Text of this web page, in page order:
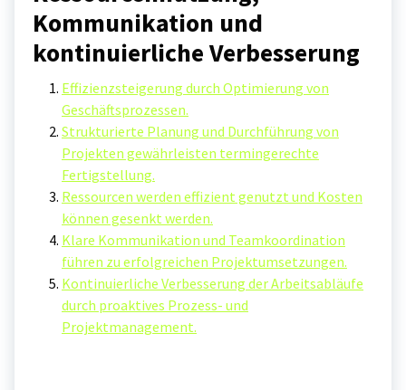
Kommunikation und
kontinuierliche Verbesserung
Effizienzsteigerung durch Optimierung von
Geschäftsprozessen.
Strukturierte Planung und Durchführung von
Projekten gewährleisten termingerechte
Fertigstellung.
Ressourcen werden effizient genutzt und Kosten
können gesenkt werden.
Klare Kommunikation und Teamkoordination
führen zu erfolgreichen Projektumsetzungen.
Kontinuierliche Verbesserung der Arbeitsabläufe
durch proaktives Prozess- und
Projektmanagement.